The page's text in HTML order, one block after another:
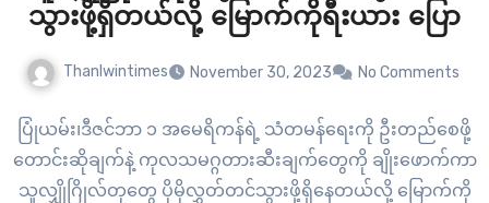
သွားဖို့ရှိတယ်လို့ မြောက်ကိုရီးယား ပြော
Thanlwintimes November 30, 2023 No Comments
ပြုံယမ်း၊ဒီဇင်ဘာ ၁ အမေရိကန်ရဲ့ သံတမန်ရေးကို ဦးတည်စေဖို့
တောင်းဆိုချက်နဲ့ ကုလသမဂ္ဂတားဆီးချက်တွေကို ချိုးဖောက်ကာ
သူလျှိုဂြိုလ်တုတွေ ပိုမိုလွှတ်တင်သွားဖို့ရှိနေတယ်လို့ မြောက်ကို